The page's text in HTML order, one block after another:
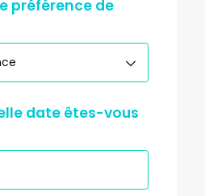
préférence de
date êtes-vous
W T F S
1
5 6 7 8